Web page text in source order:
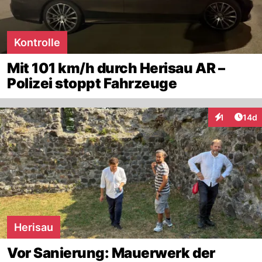
Kontrolle
Mit 101 km/h durch Herisau AR –
Polizei stoppt Fahrzeuge
1 14d
Herisau
Vor Sanierung: Mauerwerk der